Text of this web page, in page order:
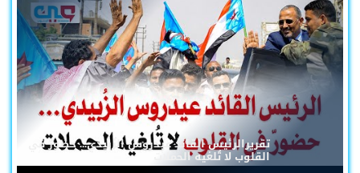
تقريرالرئيس القائد عيدروس الزُبيدي... حضورٌ في
القلوب لا تُلغيه الحملات